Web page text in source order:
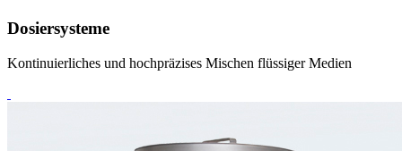
Dosiersysteme
Kontinuierliches und hochpräzises Mischen flüssiger Medien